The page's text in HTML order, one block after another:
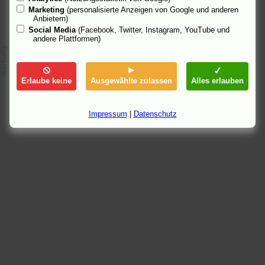
Marketing (personalisierte Anzeigen von Google und anderen
Anbietern)
Social Media (Facebook, Twitter, Instagram, YouTube und
andere Plattformen)
Erlaube keine Ausgewählte zulassen Alles erlauben
Impressum Datenschutz